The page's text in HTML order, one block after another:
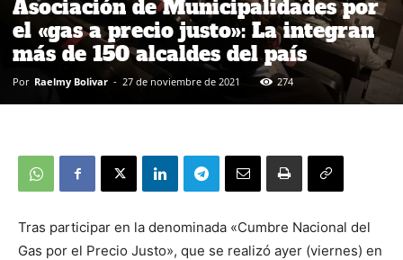
Asociación de Municipalidades por
el «gas a precio justo»: La integran
más de 150 alcaldes del país
Por Raelmy Bolivar - 27 de noviembre de 2021 274
Tras participar en la denominada «Cumbre Nacional del
Gas por el Precio Justo», que se realizó ayer (viernes) en